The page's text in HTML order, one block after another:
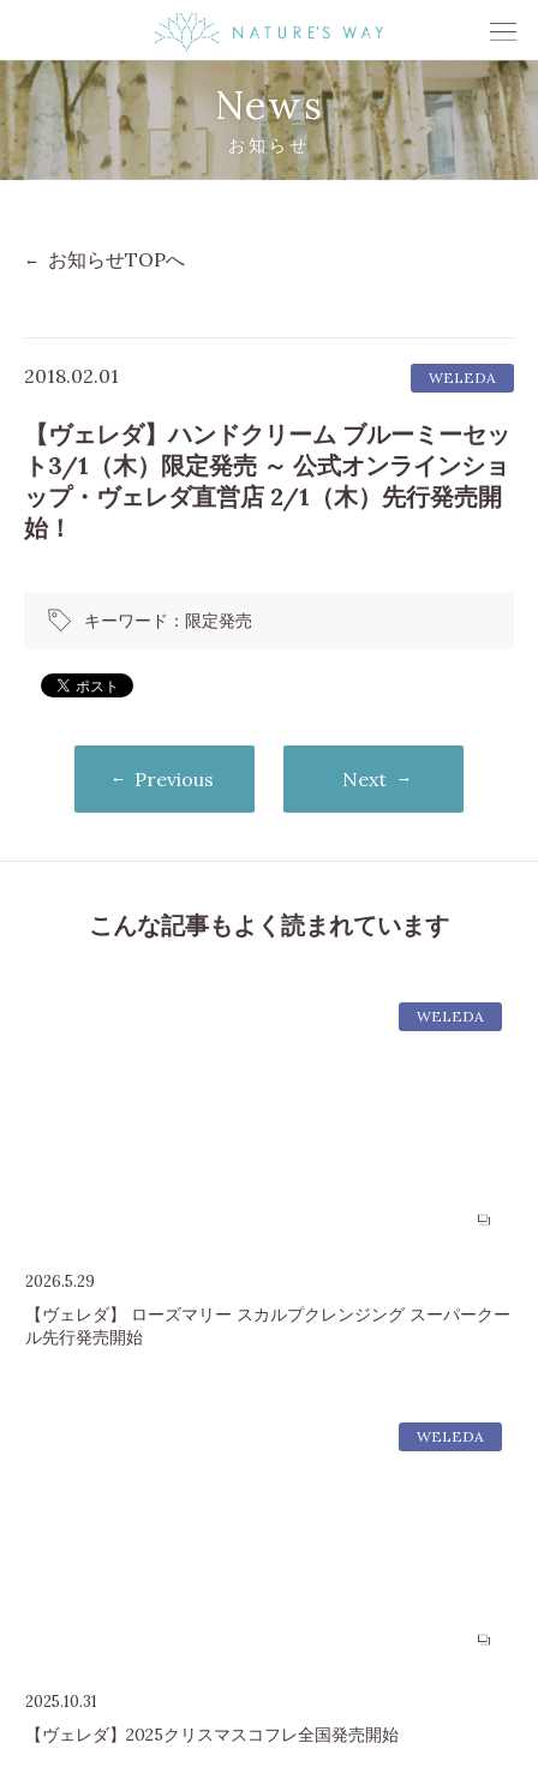
News
お知らせ
お知らせTOPへ
2018.02.01 WELEDA
【ヴェレダ】ハンドクリーム ブルーミーセッ
ト3/1（木）限定発売 ～ 公式オンラインショ
ップ・ヴェレダ直営店 2/1（木）先行発売開
始！
キーワード： 限定発売
Previous Next
こんな記事もよく読まれています
WELEDA
2026.5.29
【ヴェレダ】 ローズマリー スカルプクレンジング スーパークー
ル先行発売開始
WELEDA
2025.10.31
【ヴェレダ】2025クリスマスコフレ全国発売開始